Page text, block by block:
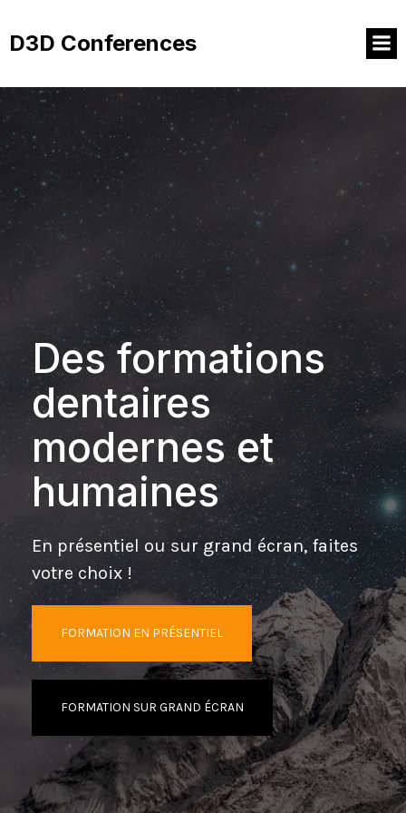
contenu
D3D Conferences
Des formations
dentaires
modernes et
humaines
En présentiel ou sur grand écran, faites
votre choix !
FORMATION EN PRÉSENTIEL
FORMATION SUR GRAND ÉCRAN